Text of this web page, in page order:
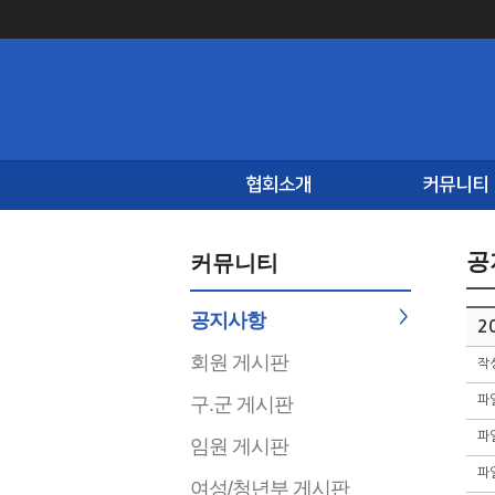
협회소개 커뮤니티
커뮤니티
공지사항
회원 게시판
구.군 게시판
임원 게시판
여성/청년부 게시판
작
파
파
파